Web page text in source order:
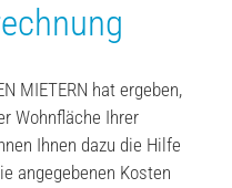
MIETERN hat ergeben,
Wohnfläche Ihrer
Ihnen dazu die Hilfe
angegebenen Kosten